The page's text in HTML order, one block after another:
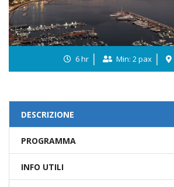
6 hr Min: 2 pax
DESCRIZIONE
PROGRAMMA
INFO UTILI